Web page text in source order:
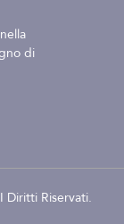
di
Riservati.